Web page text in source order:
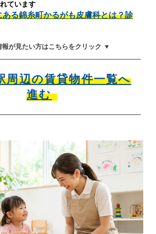
ています
る錦糸町かるがも皮膚科とは？診
が見たい方はこちらをクリック ▼
周辺の賃貸物件一覧へ
進む